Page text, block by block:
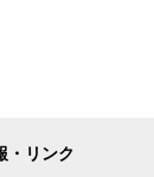
・リンク